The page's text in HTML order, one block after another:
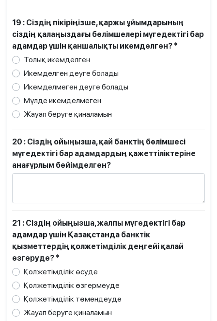
19 : Сіздің пікіріңізше, қаржы ұйымдарының
сіздің қалаңыздағы бөлімшелері мүгедектігі бар
адамдар үшін қаншалықты икемделген? *
Толық икемделген
Икемделген деуге болады
Икемделмеген деуге болады
Мүлде икемделмеген
Жауап беруге қиналамын
20 : Сіздің ойыңызша, қай банктің бөлімшесі
мүгедектігі бар адамдардың қажеттіліктеріне
анағұрлым бейімделген?
21 : Сіздің ойыңызша, жалпы мүгедектігі бар
адамдар үшін Қазақстанда банктік
қызметтердің қолжетімділік деңгейі қалай
өзгеруде? *
Қолжетімділік өсуде
Қолжетімділік өзгермеуде
Қолжетімділік төмендеуде
Жауап беруге қиналамын